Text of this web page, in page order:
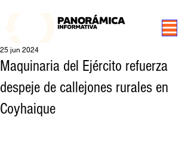
Maquinaria del Ejército refuerza
despeje de callejones rurales en
Coyhaique
25 jun 2024